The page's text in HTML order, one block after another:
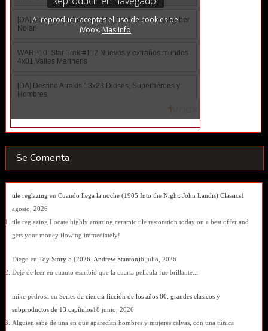
Se Comenta
tile reglazing en Cuando llega la noche (1985 Into the Night. John Landis) Classics1
agosto, 2026
tile reglazing Locate highly amazing ceramic tile restoration today on a best offer and
gets your money flowing immediately!
Diego en Toy Story 5 (2026. Andrew Stanton)6 julio, 2026
Dejé de leer en cuanto escribió que la cuarta película fue brillante...
mike pedrosa en Series de ciencia ficción de los años 80: grandes clásicos y
subproductos de 13 capítulos18 junio, 2026
Alguien sabe de una en que aparecían hombres y mujeres calvas, con una túnica